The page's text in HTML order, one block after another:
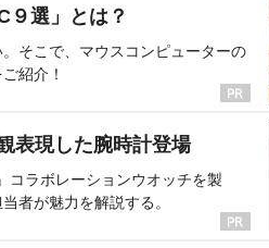
９選」とは？
そこで、マウスコンピューターの
紹介！
表現した腕時計登場
コラボレーションウオッチを製
者が魅力を解説する。